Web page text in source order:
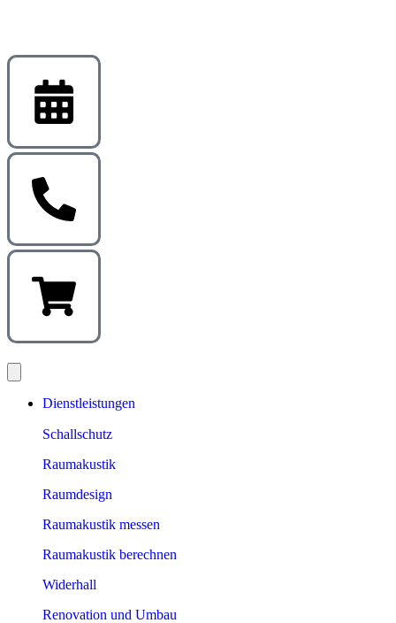
Dienstleistungen
Schallschutz
Raumakustik
Raumdesign
Raumakustik messen
Raumakustik berechnen
Widerhall
Renovation und Umbau